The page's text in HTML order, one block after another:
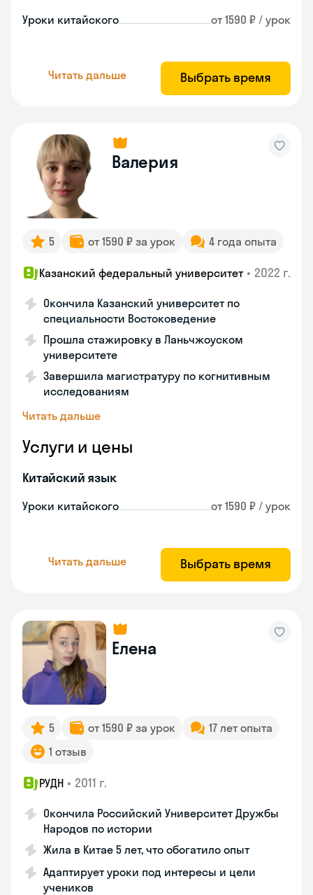
Уроки китайского от 1590 ₽ / урок
Читать дальше Выбрать время
Валерия
5 от 1590 ₽ за урок 4 года опыта
Казанский федеральный университет • 2022 г.
Окончила Казанский университет по
специальности Востоковедение
Прошла стажировку в Ланьчжоуском
университете
Завершила магистратуру по когнитивным
исследованиям
Читать дальше
Услуги и цены
Китайский язык
Уроки китайского от 1590 ₽ / урок
Читать дальше Выбрать время
Елена
5 от 1590 ₽ за урок
17 лет опыта
1 отзыв
РУДН • 2011 г.
Окончила Российский Университет Дружбы
Народов по истории
Жила в Китае 5 лет, что обогатило опыт
Адаптирует уроки под интересы и цели
учеников